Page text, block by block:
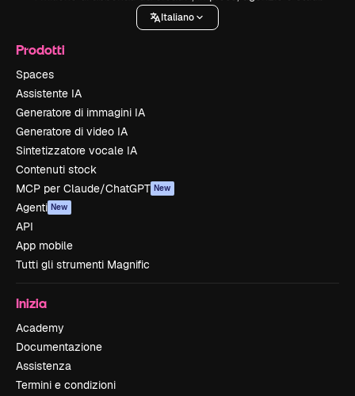
Italiano
Prodotti
Spaces
Assistente IA
Generatore di immagini IA
Generatore di video IA
Sintetizzatore vocale IA
Contenuti stock
MCP per Claude/ChatGPT New
Agenti New
API
App mobile
Tutti gli strumenti Magnific
Inizia
Academy
Documentazione
Assistenza
Termini e condizioni